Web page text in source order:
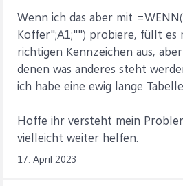
Wenn ich das aber mit
Koffer";A1;"") probiere, füllt es
richtigen Kennzeichen aus,
denen was anderes steht
ich habe eine ewig lange
Hoffe ihr versteht mein
vielleicht weiter helfen.
17. April 2023